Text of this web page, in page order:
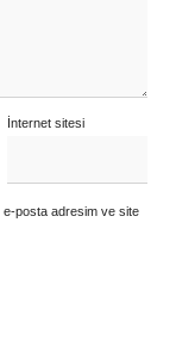
İnternet sitesi
e-posta adresim ve site